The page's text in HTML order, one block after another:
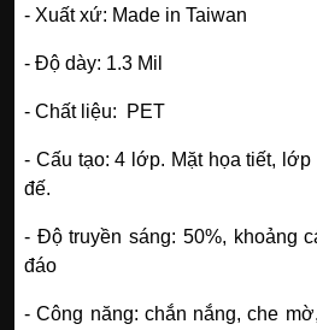
- Xuất xứ: Made in Taiwan
- Độ dày: 1.3 Mil
- Chất liệu: PET
- Cấu tạo: 4 lớp. Mặt họa tiết,
đế.
- Độ truyền sáng: 50%, khoảng
đáo
- Công năng: chắn nắng, che